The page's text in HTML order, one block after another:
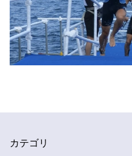
カテゴリ